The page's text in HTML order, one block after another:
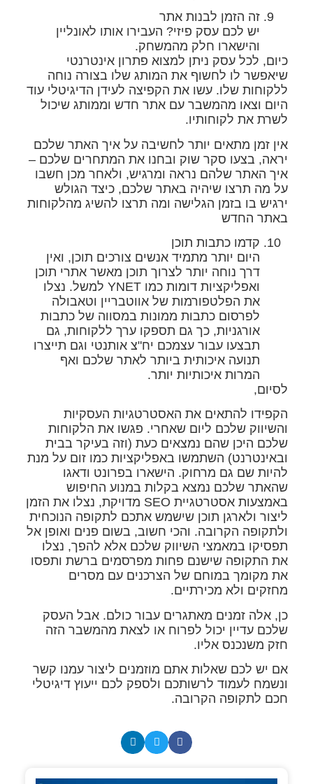
זה הזמן לבנות אתר
יש לכם עסק פיזי? העבירו אותו לאונליין
והישארו חלק מהמשחק.
כיום, לכל עסק ניתן למצוא פתרון אינטרנטי
שיאפשר לו לחשוף את המותג שלו בצורה נוחה
ללקוחות שלו. עשו את הקפיצה לעידן הדיגיטלי עוד
היום וצאו מהמשבר עם אתר חדש וממותג שיכול
לשרת את לקוחותיו.
אין זמן מתאים יותר לחשיבה על איך האתר שלכם
יראה, בצעו סקר שוק ובחנו את המתחרים שלכם –
איך האתר שלהם נראה ומרגיש, ולאחר מכן חשבו
על מה תרצו שיהיה באתר שלכם, כיצד הגולש
ירגיש בו בזמן הגלישה ומה תרצו להשיג מהלקוחות
באתר החדש
קדמו כתבות תוכן
היום יותר מתמיד אנשים צורכים תוכן, ואין
דרך נוחה יותר לצרוך תוכן מאשר אתרי תוכן
ואפליקציות דומות כמו YNET למשל. נצלו
את הפלטפורמות של אווטבריין וטאבולה
לפרסום כתבות ממונות במסווה של כתבות
אורגניות, כך גם תספקו ערך ללקוחות, גם
תבצעו עבור עצמכם יח"צ אותנטי וגם תייצרו
תנועה איכותית ביותר לאתר שלכם ואף
המרות איכותיות יותר.
לסיום,
הקפידו להתאים את האסטרטגיות העסקיות
והשיווק שלכם ליום שאחרי. פגשו את הלקוחות
שלכם היכן שהם נמצאים כעת (וזה בעיקר בבית
ובאינטרנט) השתמשו באפליקציות כמו זום על מנת
להיות שם גם מרחוק. הישארו בפרונט ודאגו
שהאתר שלכם נמצא בקלות במנוע החיפוש
באמצעות אסטרטגיית SEO מדויקת, נצלו את הזמן
ליצור ולארגן תוכן שישמש אתכם לתקופה הנוכחית
ולתקופה הקרובה. והכי חשוב, בשום פנים ואופן אל
תפסיקו במאמצי השיווק שלכם אלא להפך, נצלו
את התקופה שישנם פחות מפרסמים ברשת ותפסו
את מקומך במוחם של הצרכנים עם מסרים
מחזקים ולא מכירתיים.
כן, אלה זמנים מאתגרים עבור כולם. אבל העסק
שלכם עדיין יכול לפרוח או לצאת מהמשבר הזה
חזק משנכנס אליו.
אם יש לכם שאלות אתם מוזמנים ליצור עמנו קשר
ונשמח לעמוד לרשותכם ולספק לכם ייעוץ דיגיטלי
חכם לתקופה הקרובה.